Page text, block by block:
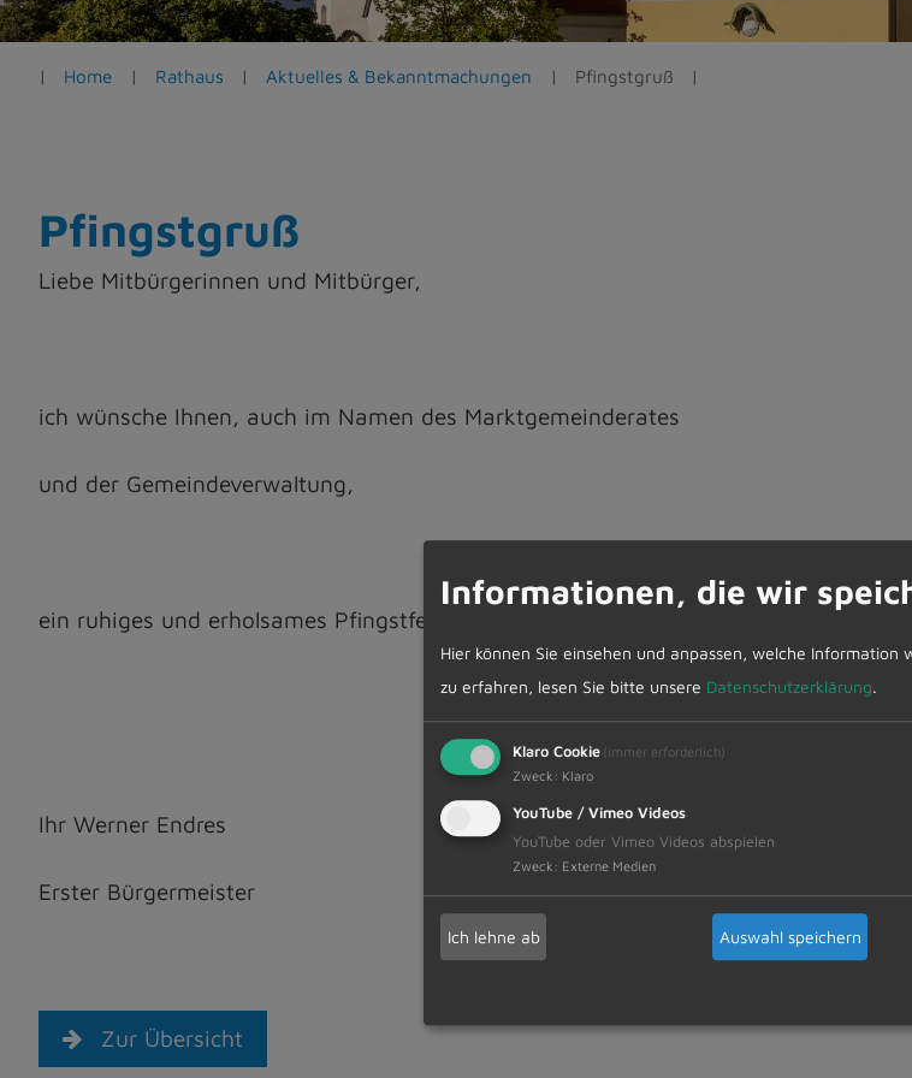
e
n
Home Rathaus Aktuelles & Bekanntmachungen Pfingstgruß
Pfingstgruß
Liebe Mitbürgerinnen und Mitbürger,
ich wünsche Ihnen, auch im Namen des Marktgemeinderates
und der Gemeindeverwaltung,
ein ruhiges und erholsames Pfingstfest.
Ihr Werner Endres
Erster Bürgermeister
Zur Übersicht
Informationen, die wir
Hier können Sie einsehen und anpassen, welche Information
zu erfahren, lesen Sie bitte unsere Datenschutzerklärung.
Klaro Cookie (immer erforderlich)
Zweck : Klaro
YouTube / Vimeo Videos
YouTube oder Vimeo Videos abspielen
Zweck : Externe Medien
Ich lehne ab Auswahl speichern